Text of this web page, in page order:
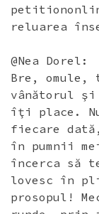
reluarea
@Nea Dorel:
Bre, omule,
vânătorul
îţi place.
fiecare
în pumnii
încerca să
lovesc în
prosopul!